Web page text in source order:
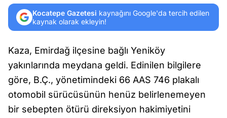
Kocatepe Gazetesi kaynağını Google'da tercih edilen
kaynak olarak ekleyin!
Kaza, Emirdağ ilçesine bağlı Yeniköy
yakınlarında meydana geldi. Edinilen bilgilere
göre, B.Ç., yönetimindeki 66 AAS 746 plakalı
otomobil sürücüsünün henüz belirlenemeyen
bir sebepten ötürü direksiyon hakimiyetini